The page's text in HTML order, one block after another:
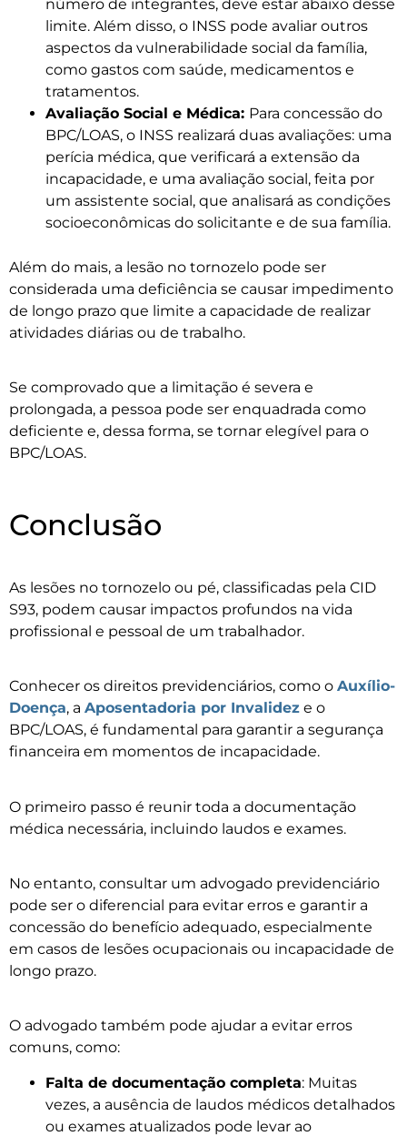
número de integrantes, deve estar abaixo desse
limite. Além disso, o INSS pode avaliar outros
aspectos da vulnerabilidade social da família,
como gastos com saúde, medicamentos e
tratamentos.
Avaliação Social e Médica: Para concessão do
BPC/LOAS, o INSS realizará duas avaliações: uma
perícia médica, que verificará a extensão da
incapacidade, e uma avaliação social, feita por
um assistente social, que analisará as condições
socioeconômicas do solicitante e de sua família.
Além do mais, a lesão no tornozelo pode ser
considerada uma deficiência se causar impedimento
de longo prazo que limite a capacidade de realizar
atividades diárias ou de trabalho.
Se comprovado que a limitação é severa e
prolongada, a pessoa pode ser enquadrada como
deficiente e, dessa forma, se tornar elegível para o
BPC/LOAS.
Conclusão
As lesões no tornozelo ou pé, classificadas pela CID
S93, podem causar impactos profundos na vida
profissional e pessoal de um trabalhador.
Conhecer os direitos previdenciários, como o Auxílio-
Doença, a Aposentadoria por Invalidez e o
BPC/LOAS, é fundamental para garantir a segurança
financeira em momentos de incapacidade.
O primeiro passo é reunir toda a documentação
médica necessária, incluindo laudos e exames.
No entanto, consultar um advogado previdenciário
pode ser o diferencial para evitar erros e garantir a
concessão do benefício adequado, especialmente
em casos de lesões ocupacionais ou incapacidade de
longo prazo.
O advogado também pode ajudar a evitar erros
comuns, como:
Falta de documentação completa: Muitas
vezes, a ausência de laudos médicos detalhados
ou exames atualizados pode levar ao